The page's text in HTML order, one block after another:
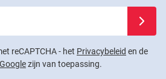
reCAPTCHA - het Privacybeleid en de
Googlezijn van toepassing.